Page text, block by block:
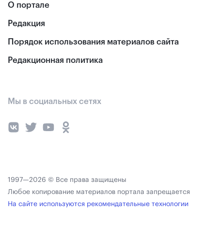
О портале
Редакция
Порядок использования материалов сайта
Редакционная политика
Мы в социальных сетях
1997—2026 © Все права защищены
Любое копирование материалов портала запрещается
На сайте используются рекомендательные технологии